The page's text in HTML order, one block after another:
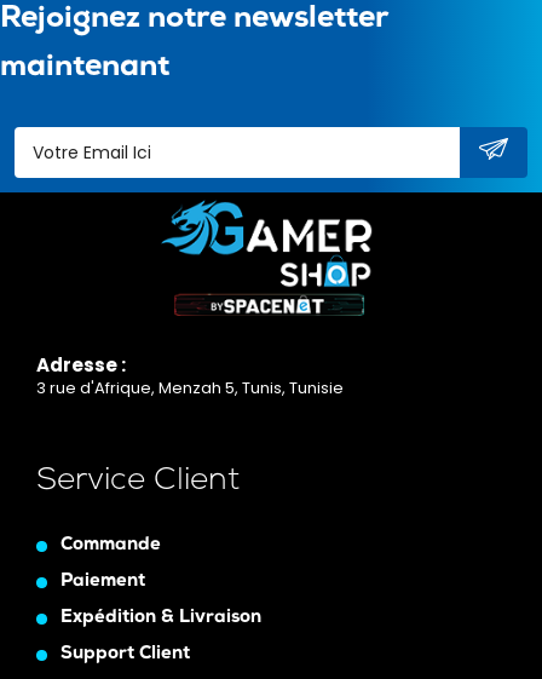
Rejoignez notre newsletter
maintenant
Adresse :
3 rue d'Afrique, Menzah 5, Tunis, Tunisie
Service Client
Commande
Paiement
Expédition & Livraison
Support Client